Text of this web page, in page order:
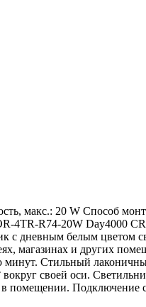
макс.: 20 W Способ
R74-20W Day4000
с дневным белым цветом
магазинах и других
минут. Стильный
своей оси.
помещении.